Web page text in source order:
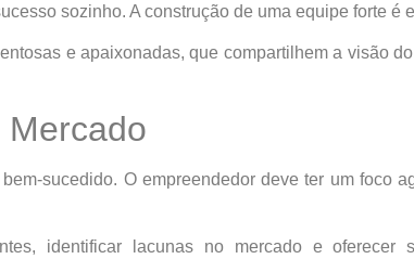
sozinho. A construção de uma equipe forte
e apaixonadas, que compartilhem a visão
sucedido. O empreendedor deve ter um foco
identificar lacunas no mercado e